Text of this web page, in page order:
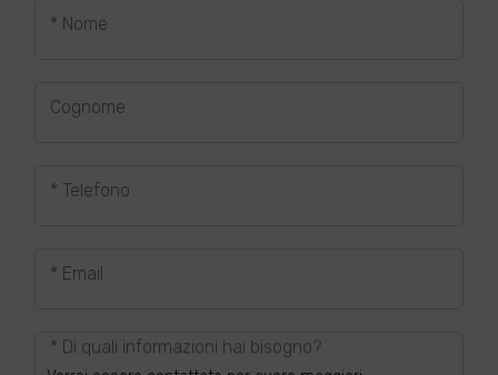
* Nome
Cognome
* Telefono
* Email
* Di quali informazioni hai bisogno?